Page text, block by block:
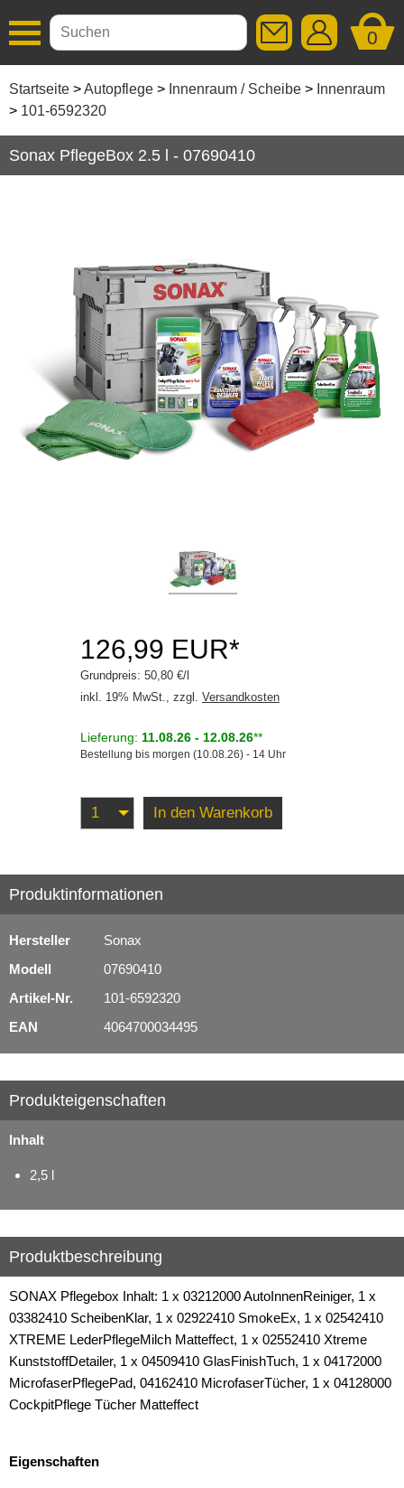
0
Startseite Autopflege Innenraum / Scheibe
Innenraum
101-6592320
Additive
Autopflege
Aussen / Lack
Felgen / Reifen / Gummi
Industrie / Handwerk
Innenraum / Scheibe
Innenraum
Kunststoff Innen
Leder
Waschanlage
Serviceprodukte
Sonax PflegeBox 2.5 l - 07690410
126,99 EUR*
Grundpreis: 50,80 €/l
inkl. 19% MwSt., zzgl. Versandkosten
Lieferung: 11.08.26 - 12.08.26**
Bestellung bis morgen (10.08.26) - 14 Uhr
In den Warenkorb
Produktinformationen
Hersteller
Sonax
Modell
07690410
Artikel-Nr.
101-6592320
EAN
4064700034495
Produkteigenschaften
Inhalt
2,5 l
Produktbeschreibung
SONAX Pflegebox Inhalt: 1 x 03212000 AutoInnenReiniger, 1 x
03382410 ScheibenKlar, 1 x 02922410 SmokeEx, 1 x 02542410
XTREME LederPflegeMilch Matteffect, 1 x 02552410 Xtreme
KunststoffDetailer, 1 x 04509410 GlasFinishTuch, 1 x 04172000
MicrofaserPflegePad, 04162410 MicrofaserTücher, 1 x 04128000
CockpitPflege Tücher Matteffect
Eigenschaften